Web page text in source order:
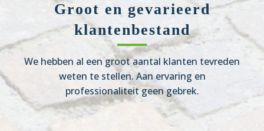
Groot en gevarieerd
klantenbestand
We hebben al een groot aantal klanten tevreden
weten te stellen. Aan ervaring en
professionaliteit geen gebrek.